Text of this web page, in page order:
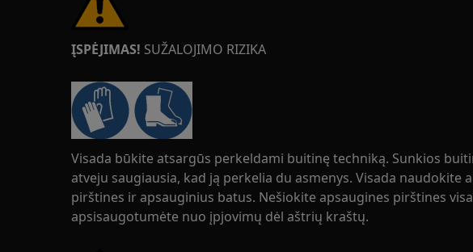
ĮSPĖJIMAS! SUŽALOJIMO RIZIKA
Visada būkite atsargūs perkeldami buitinę techniką. Sunkios
atveju saugiausia, kad ją perkelia du asmenys. Visada naudokite
pirštines ir apsauginius batus. Nešiokite apsaugines pirštines
apsisaugotumėte nuo įpjovimų dėl aštrių kraštų.